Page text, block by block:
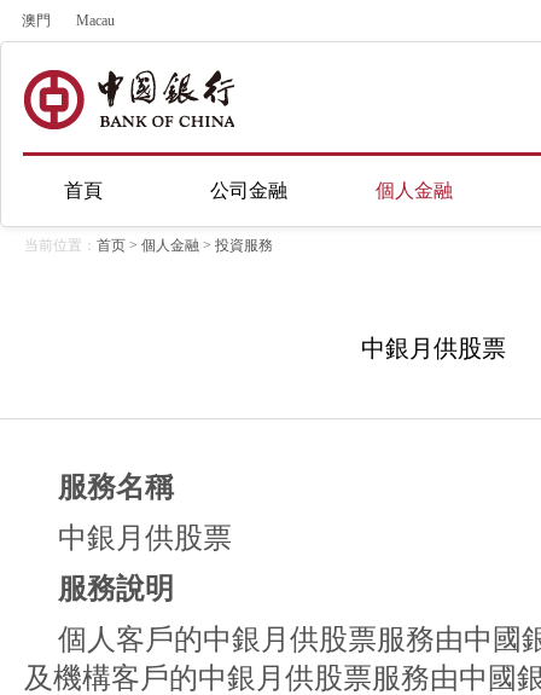
澳門 Macau
首頁 公司金融 個人金融
当前位置： 首页 > 個人金融 > 投資服務
中銀月供股票
服務名稱
中銀月供股票
服務說明
個人客戶的中銀月供股票服務由中國
及機構客戶的中銀月供股票服務由中國